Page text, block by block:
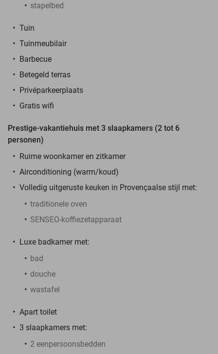
stapelbed
Tuin
Tuinmeubilair
Barbecue
Betegeld terras
Privéparkeerplaats
Gratis wifi
Prestige-vakantiehuis met 3 slaapkamers (2 tot 6
personen)
Ruime woonkamer en zitkamer
Airconditioning (warm/koud)
Volledig uitgeruste keuken in Provençaalse stijl met:
traditionele oven
SENSEO-koffiezetapparaat
Luxe badkamer met:
bad
douche
wastafel
Apart toilet
3 slaapkamers met:
2 eenpersoonsbedden